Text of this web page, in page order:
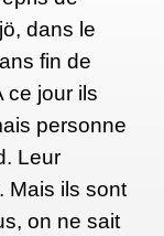
de 95. « C’est
et
de sacs
technique…
que cela
physique
dans le
fin de
ce jour ils
personne
Leur
Mais ils sont
on ne sait